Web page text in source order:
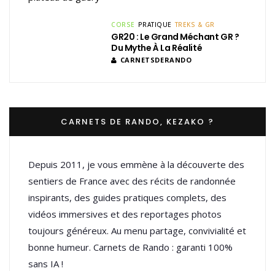
CORSE PRATIQUE TREKS & GR
GR20 : Le Grand Méchant GR ?
Du Mythe À La Réalité
CARNETSDERANDO
CARNETS DE RANDO, KEZAKO ?
Depuis 2011, je vous emmène à la découverte des
sentiers de France avec des récits de randonnée
inspirants, des guides pratiques complets, des
vidéos immersives et des reportages photos
toujours généreux. Au menu partage, convivialité et
bonne humeur. Carnets de Rando : garanti 100%
sans IA !